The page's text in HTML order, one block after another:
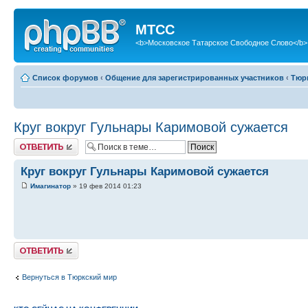
МТСС
<b>Московское Татарское Свободное Слово</b>
Список форумов ‹ Общение для зарегистрированных участников ‹
Круг вокруг Гульнары Каримовой сужается
Ответить
Круг вокруг Гульнары Каримовой сужается
Имагинатор » 19 фев 2014 01:23
Ответить
Вернуться в Тюркский мир